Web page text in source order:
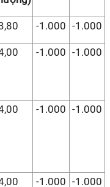
-1.000 -1.000
-1.000 -1.000
-1.000 -1.000
-1.000 -1.000